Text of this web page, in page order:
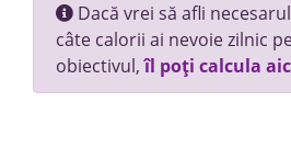
Dacă vrei să afli
câte calorii ai nevoie zilnic
obiectivul,îl poți calcula